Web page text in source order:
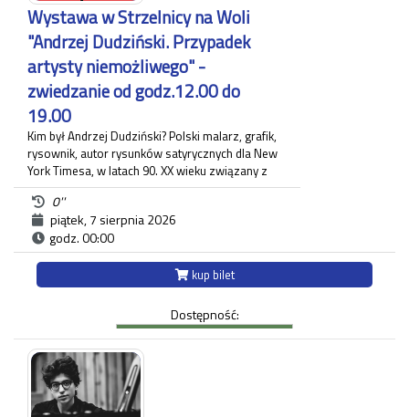
Czas trwania zwiedzania około 60 minut.
Każdy uczestnik zwiedzania jest zobowiązany do
posiadania własnego biletu.
Wystawa w Strzelnicy na Woli
"Andrzej Dudziński. Przypadek
artysty niemożliwego" -
zwiedzanie od godz.12.00 do
19.00
Kim był Andrzej Dudziński? Polski malarz, grafik,
rysownik, autor rysunków satyrycznych dla New
York Timesa, w latach 90. XX wieku związany z
krakowskim "Tygodnikiem Powszechnym", gdzie
zamieszczał regularnie komentarz polityczny. Na
wystawie pt.: "Andrzej Dudziński. Przypadek
artysty niemożliwego" zaprezentowane zostały
różnorodne prace artysty.
Ekspozycja odbywa się w budynku Strzelnicy na
Woli przy ul. Królowej Jadwigi 220 oraz w Willi
Decjusza (parter), gdzie zgromadzone zostały
projekty graficzne, plakaty, okładki i ilustracja
prasowa autora.
Każdy uczestnik zwiedzania jest zobowiązany do
posiadania własnego biletu.
*Ostatnie wejście na zwiedzanie odbywa się
0''
piątek, 7 sierpnia 2026
godz. 00:00
kup bilet
Dostępność: